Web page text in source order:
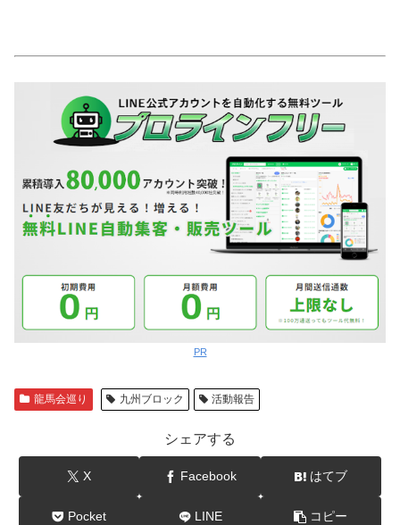
PR
龍馬会巡り 九州ブロック 活動報告
シェアする
X Facebook はてブ
Pocket LINE コピー